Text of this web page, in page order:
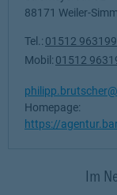
88171 Weiler-
Tel.: 01512
Mobil: 01512
Homepage:
https://
Im